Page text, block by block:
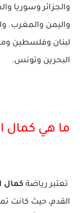
والجزائر وسوريا
واليمن والمغرب.
لبنان وفلسطين
البحرين وتونس.
ما هي كمال
تعتبر رياضة كمال
القدم، حيث كانت